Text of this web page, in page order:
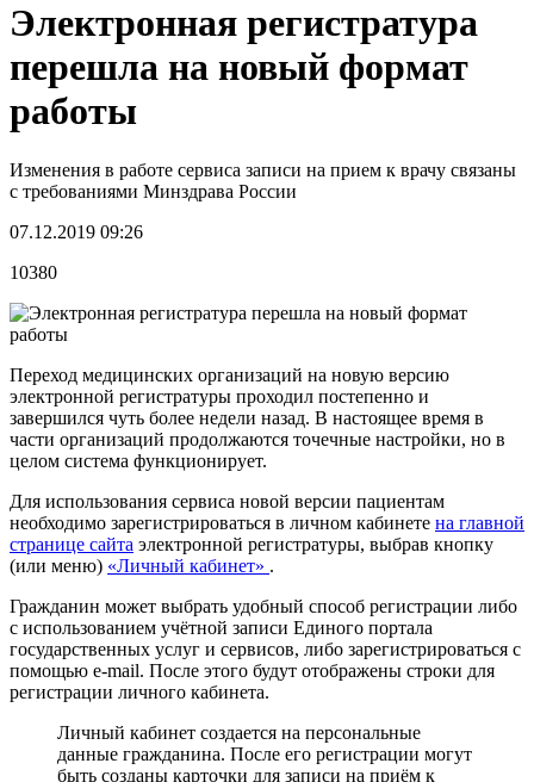
Электронная регистратура
перешла на новый формат
работы
Изменения в работе сервиса записи на прием к врачу связаны
с требованиями Минздрава России
07.12.2019 09:26
10380
Переход медицинских организаций на новую версию
электронной регистратуры проходил постепенно и
завершился чуть более недели назад. В настоящее время в
части организаций продолжаются точечные настройки, но в
целом система функционирует.
Для использования сервиса новой версии пациентам
необходимо зарегистрироваться в личном кабинете на главной
странице сайта электронной регистратуры, выбрав кнопку
(или меню) «Личный кабинет» .
Гражданин может выбрать удобный способ регистрации либо
с использованием учётной записи Единого портала
государственных услуг и сервисов, либо зарегистрироваться с
помощью e-mail. После этого будут отображены строки для
регистрации личного кабинета.
Личный кабинет создается на персональные
данные гражданина. После его регистрации могут
быть созданы карточки для записи на приём к